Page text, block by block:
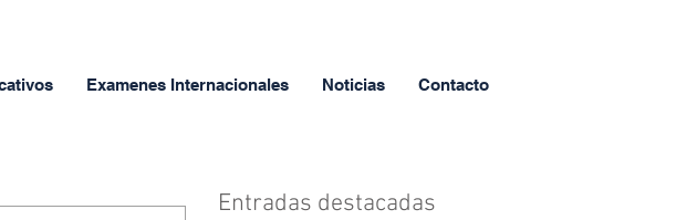
Examenes Internacionales Noticias Contacto
Entradas destacadas